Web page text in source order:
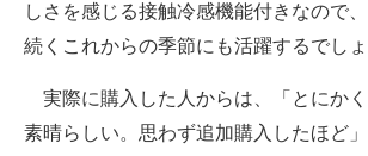
しさを感じる接触冷感機能付きなので
続くこれからの季節にも活躍するでしょ
実際に購入した人からは、「とにか
素晴らしい。思わず追加購入したほど